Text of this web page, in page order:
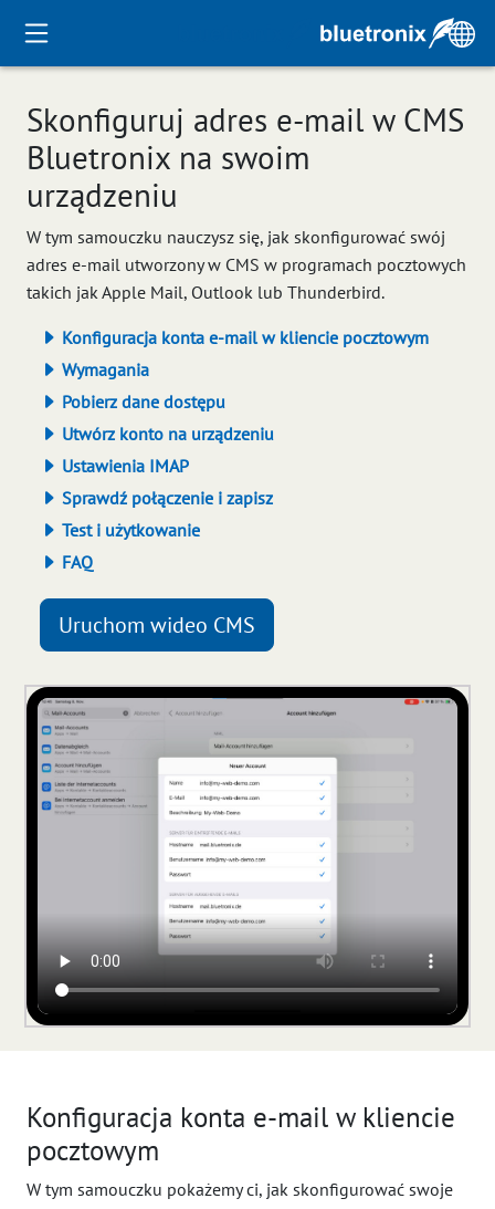
Skonfiguruj adres e-mail w CMS
Bluetronix na swoim
urządzeniu
W tym samouczku nauczysz się, jak skonfigurować swój
adres e-mail utworzony w CMS w programach pocztowych
takich jak Apple Mail, Outlook lub Thunderbird.
Konfiguracja konta e-mail w kliencie pocztowym
Wymagania
Pobierz dane dostępu
Utwórz konto na urządzeniu
Ustawienia IMAP
Sprawdź połączenie i zapisz
Test i użytkowanie
FAQ
Uruchom wideo CMS
Konfiguracja konta e-mail w kliencie
pocztowym
W tym samouczku pokażemy ci, jak skonfigurować swoje